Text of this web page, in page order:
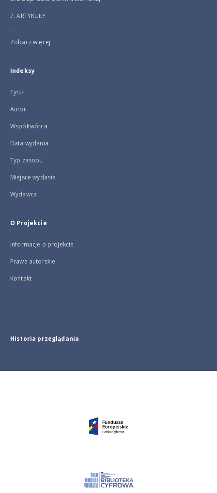
7. ARTYKUŁY
...
Zobacz więcej
Indeksy
Tytuł
Autor
Współtwórca
Data wydania
Typ zasobu
Miejsce wydania
Wydawca
O Projekcie
Informacje o projekcie
Prawa autorskie
Kontakt
Historia przeglądania